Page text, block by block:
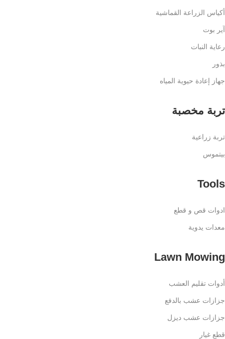
أكياس الزراعة القماشية
آير بوت
رعاية النبات
بذور
جهاز إعادة حيوية المياه
تربة مخصبة
تربة زراعية
بيتموس
Tools
ادوات قص و قطع
معدات يدوية
Lawn Mowing
أدوات تقليم العشب
جزازات عشب بالدفع
جزازات عشب ديزل
قطع غيار